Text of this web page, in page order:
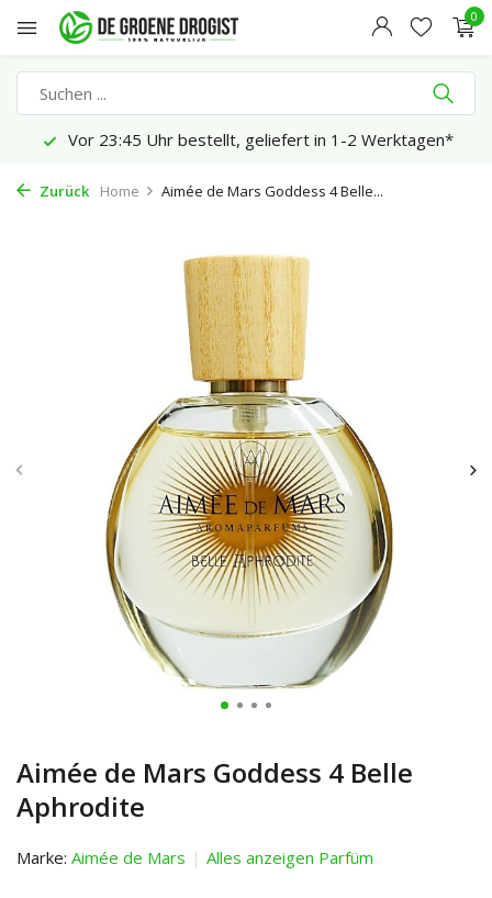
0
Vor 23:45 Uhr bestellt, geliefert in 1-2 Werktagen*
Zurück Home Aimée de Mars Goddess 4 Belle...
Aimée de Mars Goddess 4 Belle
Aphrodite
Marke: Aimée de Mars Alles anzeigen Parfüm